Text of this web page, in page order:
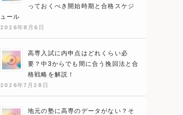
っておくべき開始時期と合格スケジ
ュール
2026年8月6日
高専入試に内申点はどれくらい必
要？中3からでも間に合う挽回法と合
格戦略を解説！
2026年7月28日
地元の塾に高専のデータがない？そ